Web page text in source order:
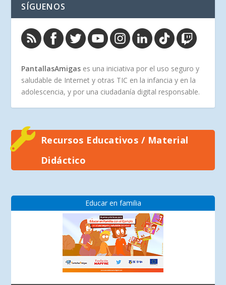
SÍGUENOS
PantallasAmigas es una iniciativa por el uso seguro y
saludable de Internet y otras TIC en la infancia y en la
adolescencia, y por una ciudadanía digital responsable.
Recursos Educativos / Material
Didáctico
Educar en familia